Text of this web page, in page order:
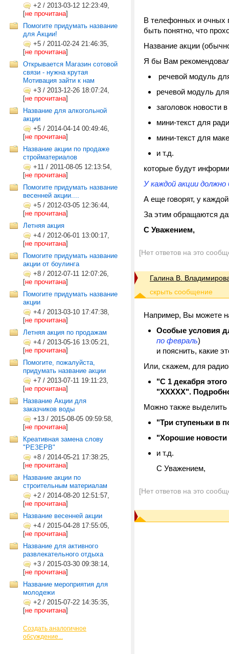
+2 / 2013-03-12 12:23:49,
[не прочитана]
Помогите придумать название
для Акции!
+5 / 2011-02-24 21:46:35,
[не прочитана]
Открывается Магазин сотовой
связи - нужна крутая
Мотивация зайти к нам
+3 / 2013-12-26 18:07:24,
[не прочитана]
Название для алкогольной
акции
+5 / 2014-04-14 00:49:46,
[не прочитана]
Название акции по продаже
стройматериалов
+11 / 2011-08-05 12:13:54,
[не прочитана]
Помогите придумать название
весенней акции....
+5 / 2012-03-05 12:36:44,
[не прочитана]
Летняя акция
+4 / 2012-06-01 13:00:17,
[не прочитана]
Помогите придумать название
акции от боулинга
+8 / 2012-07-11 12:07:26,
[не прочитана]
Помогите придумать название
акции
+4 / 2013-03-10 17:47:38,
[не прочитана]
Летняя акция по продажам
+4 / 2013-05-16 13:05:21,
[не прочитана]
Помогите, пожалуйста,
придумать название акции
+7 / 2013-07-11 19:11:23,
[не прочитана]
Название Акции для
заказчиков воды
+13 / 2015-08-05 09:59:58,
[не прочитана]
Креативная замена слову
"РЕЗЕРВ"
+8 / 2014-05-21 17:38:25,
[не прочитана]
Название акции по
строительным материалам
+2 / 2014-08-20 12:51:57,
[не прочитана]
Название весенней акции
+4 / 2015-04-28 17:55:05,
[не прочитана]
Название для активного
развлекательного отдыха
+3 / 2015-03-30 09:38:14,
[не прочитана]
Название мероприятия для
молодежи
+2 / 2015-07-22 14:35:35,
[не прочитана]
Создать аналогичное
обсуждение...
В телефонных и очных
быть понятно, что
Название акции
Я бы Вам
речевой модуль
речевой модуль
заголовок новости
мини-текст для
мини-текст для
и т.д.
которые будут
У каждой акции
А еще говорят, у
За этим обращаются
С Уважением,
[Нет ответов на это
Галина В.
Например, Вы можете
Особые условия
по февраль)
и пояснить, какие
Или, скажем, для
"С 1 декабря
"ХХХХХ".
Можно также
"Три ступеньки в
"Хорошие
и т.д.
С Уважением,
[Нет ответов на это